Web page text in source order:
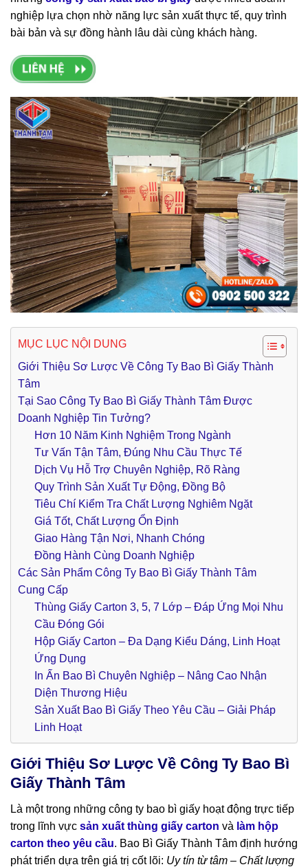
nghiệp lựa chọn nhờ năng lực sản xuất thực tế, quy trình
bài bản và sự đồng hành lâu dài cùng khách hàng.
MỤC LỤC NỘI DUNG
Giới Thiệu Sơ Lược Về Công Ty Bao Bì Giấy Thành
Tâm
Tại Sao Công Ty Bao Bì Giấy Thành Tâm Được
Doanh Nghiệp Tin Tưởng?
Hơn 10 Năm Kinh Nghiệm Trong Ngành
Tư Vấn Tận Tâm, Đúng Nhu Cầu Thực Tế
Dịch Vụ Hỗ Trợ Chuyên Nghiệp, Rõ Ràng
Quy Trình Sản Xuất Tự Động, Đồng Bộ
Tiêu Chí Kiểm Tra Chất Lượng Nghiêm Ngặt
Giá Tốt, Chất Lượng Ổn Định
Giao Hàng Tận Nơi, Nhanh Chóng
Đồng Hành Cùng Doanh Nghiệp
Các Sản Phẩm Công Ty Bao Bì Giấy Thành Tâm
Cung Cấp
Thùng Giấy Carton 3, 5, 7 Lớp – Đáp Ứng Mọi Nhu
Cầu Đóng Gói
Hộp Giấy Carton – Đa Dạng Kiểu Dáng, Linh Hoạt
Ứng Dụng
In Ấn Bao Bì Chuyên Nghiệp – Nâng Cao Nhận
Diện Thương Hiệu
Sản Xuất Bao Bì Giấy Theo Yêu Cầu – Giải Pháp
Linh Hoạt
Giới Thiệu Sơ Lược Về Công Ty Bao Bì
Giấy Thành Tâm
Là một trong những công ty bao bì giấy hoạt động trực tiếp
trong lĩnh vực sản xuất thùng giấy carton và làm hộp
carton theo yêu cầu. Bao Bì Giấy Thành Tâm định hướng
phát triển dựa trên giá trị cốt lõi: Uy tín từ tâm – Chất lượng